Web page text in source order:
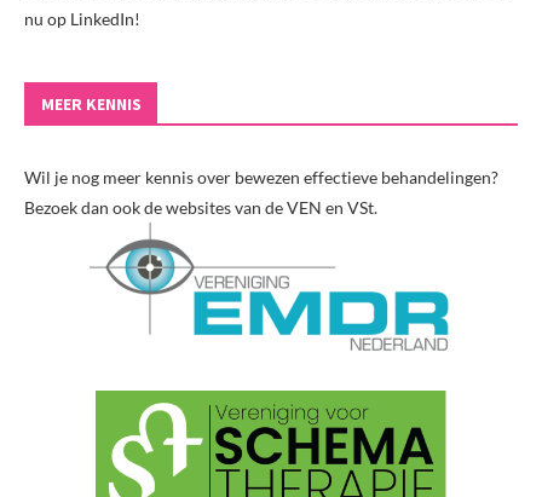
nu op LinkedIn!
MEER KENNIS
Wil je nog meer kennis over bewezen effectieve behandelingen?
Bezoek dan ook de websites van de VEN en VSt.